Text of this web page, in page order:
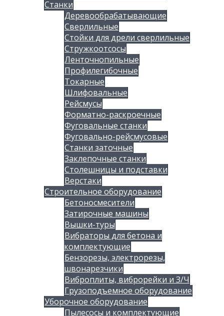
Станки
Деревообрабатывающие
Сверлильные
Стойки для дрели сверлильные
Стружкоотсосы
Ленточнопильные
Профилегибочные
Токарные
Шлифовальные
Рейсмусы
Форматно-раскроечные
Фуговальные станки
Фуговально-рейсмусовые
Станки заточные
Заклепочные станки
Столешницы и подставки
Верстаки
Строительное оборудование
Бетоносмесители
Затирочные машины
Вышки-туры
Вибраторы для бетона и
комплектующие
Бензорезы, электрорезы,
швонарезчики
Виброплиты, виброрейки и З/Ч
Грузоподъемное оборудование
Уборочное оборудование
Пылесосы и комплектующие